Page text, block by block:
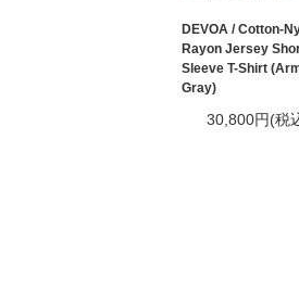
DEVOA / Cotton-
Rayon Jersey
Sleeve T-Shirt
Gray)
30,800円(税